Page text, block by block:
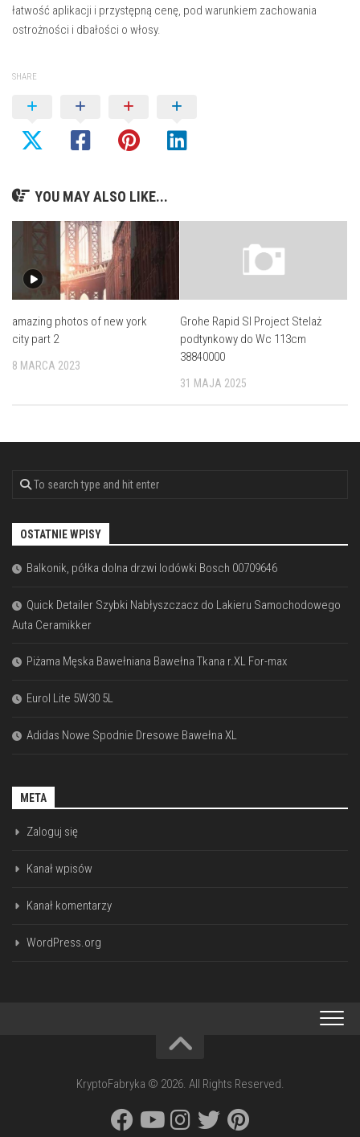
łatwość aplikacji i przystępną cenę, pod warunkiem zachowania
ostrożności i dbałości o włosy.
SHARE
YOU MAY ALSO LIKE...
amazing photos of new york
city part 2
8 MARCA 2023
Grohe Rapid Sl Project Stelaż
podtynkowy do Wc 113cm
38840000
31 MAJA 2025
OSTATNIE WPISY
Balkonik, półka dolna drzwi lodówki Bosch 00709646
Quick Detailer Szybki Nabłyszczacz do Lakieru Samochodowego
Auta Ceramikker
Piżama Męska Bawełniana Bawełna Tkana r.XL For-max
Eurol Lite 5W30 5L
Adidas Nowe Spodnie Dresowe Bawełna XL
META
Zaloguj się
Kanał wpisów
Kanał komentarzy
WordPress.org
KryptoFabryka © 2026. All Rights Reserved.